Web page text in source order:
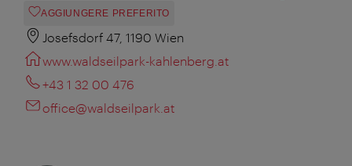
AGGIUNGERE PREFERITO
Josefsdorf 47, 1190 Wien
www.waldseilpark-kahlenberg.at
+43 1 32 00 476
office@waldseilpark.at